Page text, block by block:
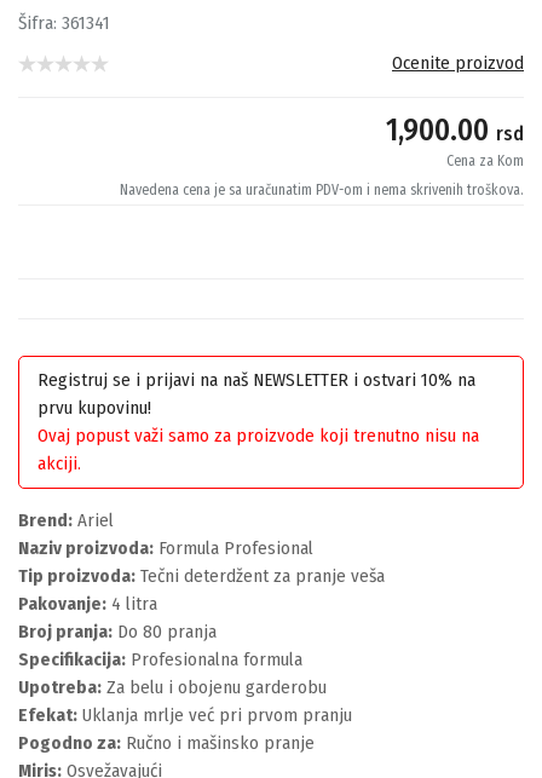
Šifra: 361341
Ocenite proizvod
1,900.00 rsd
Cena za Kom
Navedena cena je sa uračunatim PDV-om i nema skrivenih troškova.
Registruj se i prijavi na naš NEWSLETTER i ostvari 10% na
prvu kupovinu!
Ovaj popust važi samo za proizvode koji trenutno nisu na
akciji.
Brend: Ariel
Naziv proizvoda: Formula Profesional
Tip proizvoda: Tečni deterdžent za pranje veša
Pakovanje: 4 litra
Broj pranja: Do 80 pranja
Specifikacija: Profesionalna formula
Upotreba: Za belu i obojenu garderobu
Efekat: Uklanja mrlje već pri prvom pranju
Pogodno za: Ručno i mašinsko pranje
Miris: Osvežavajući